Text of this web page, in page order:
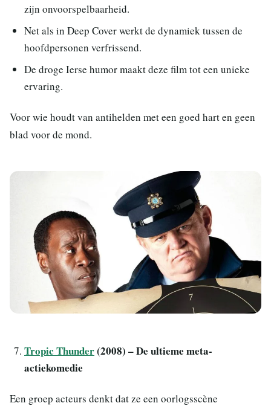
zijn onvoorspelbaarheid.
Net als in Deep Cover werkt de dynamiek tussen de
hoofdpersonen verfrissend.
De droge Ierse humor maakt deze film tot een unieke
ervaring.
Voor wie houdt van antihelden met een goed hart en geen
blad voor de mond.
Tropic Thunder(2008) – De ultieme meta-
actiekomedie
Een groep acteurs denkt dat ze een oorlogsscène